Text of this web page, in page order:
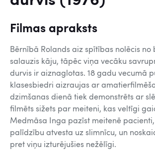
Filmas apraksts
Bērnībā Rolands aiz spītības nolēcis no
salauzis kāju, tāpēc viņa vecāku
durvis ir aiznaglotas. 18 gadu vecumā
klasesbiedri aizraujas ar
dzimšanas dienā tiek demonstrēts ar
filmēts sižets par meiteni, kas veltīgi
Medmāsa Inga pazīst meitenē
palīdzību atvesta uz slimnīcu, un
pret viņu izturējušies nežēlīgi.